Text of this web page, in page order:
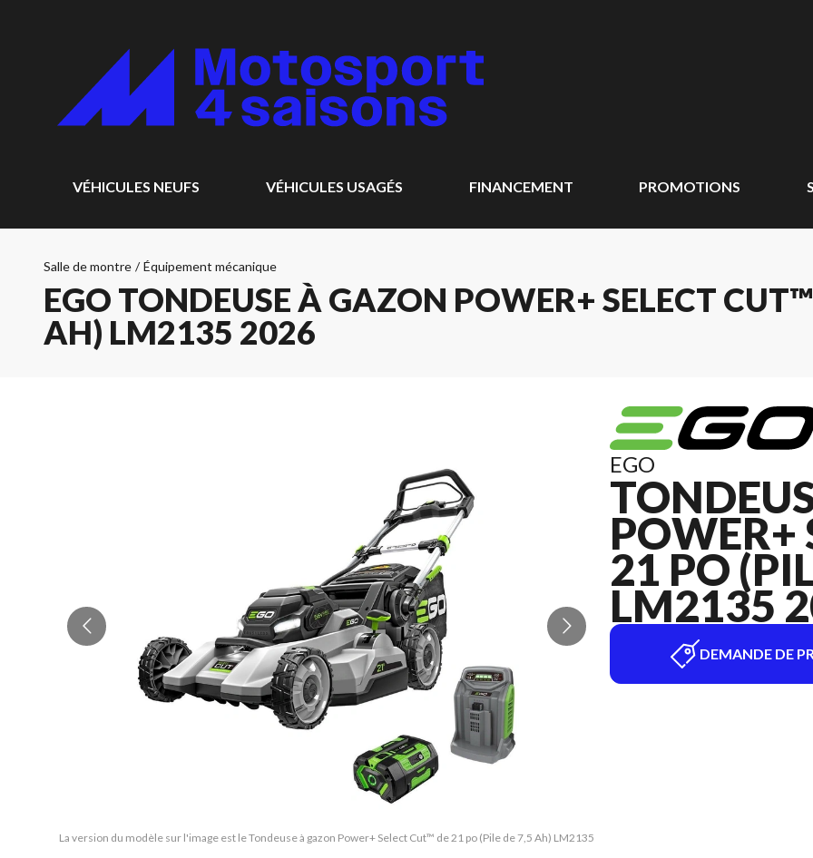
VÉHICULES NEUFS VÉHICULES USAGÉS FINANCEMENT PROMOTIONS
Salle de montre / Équipement mécanique
EGO TONDEUSE À GAZON POWER+ SELECT
AH) LM2135 2026
La version du modèle sur l'image est le Tondeuse à gazon Power+ Select Cut™ de 21 po (Pile de 7,5 Ah) LM2135
EGO
POWER+
21 PO
LM2135
DEMANDE DE